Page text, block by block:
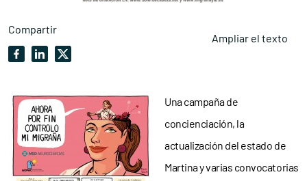
Compartir
Ampliar el texto
Una campaña de
concienciación, la
actualización del estado de
Martina y varias convocatorias